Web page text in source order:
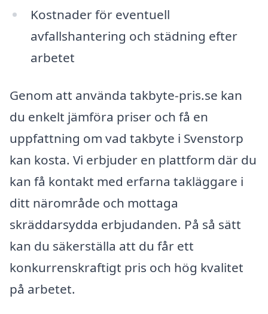
Kostnader för eventuell
avfallshantering och städning efter
arbetet
Genom att använda takbyte-pris.se kan
du enkelt jämföra priser och få en
uppfattning om vad takbyte i Svenstorp
kan kosta. Vi erbjuder en plattform där du
kan få kontakt med erfarna takläggare i
ditt närområde och mottaga
skräddarsydda erbjudanden. På så sätt
kan du säkerställa att du får ett
konkurrenskraftigt pris och hög kvalitet
på arbetet.